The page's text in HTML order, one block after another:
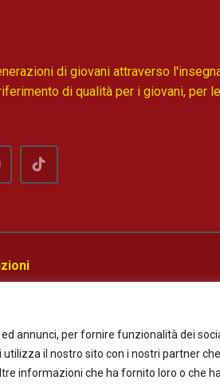
annunci, per fornire funzionalità dei
il nostro sito con i nostri partner
informazioni che ha fornito loro o che
di giovani attraverso
di qualità per i giovani,
di condotta anti-discriminazioni